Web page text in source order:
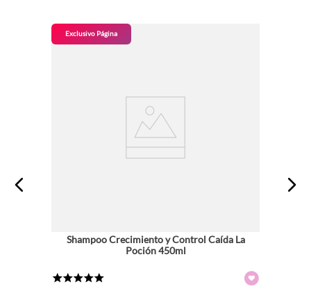
Exclusivo Página
Shampoo Crecimiento y Control Caída La
Poción 450ml